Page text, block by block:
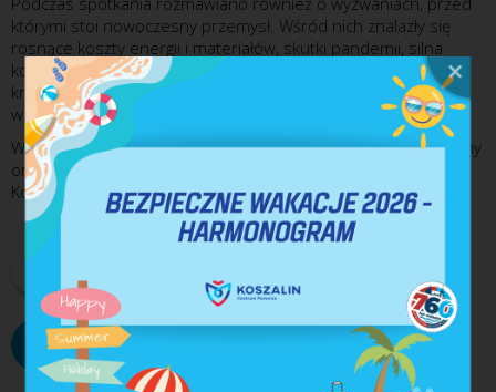
którymi stoi nowoczesny przemysł. Wśród nich znalazły się
rosnące koszty energii i materiałów, skutki pandemii, silna
konkurencja na rynku oraz ograniczone możliwości wsparcia
krajowych producentów
w realizacji zamówień publicznych.
Wizyta była okazją do rozmowy o perspektywach rozwoju firmy
oraz znaczeniu lokalnych przedsiębiorstw dla gospodarki
Koszalina.
WIĘCEJ AKTUALNOŚCI